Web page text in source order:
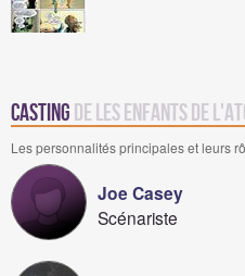
Casting de Les enfants de
Les personnalités principales et leurs
Joe Casey
Scénariste